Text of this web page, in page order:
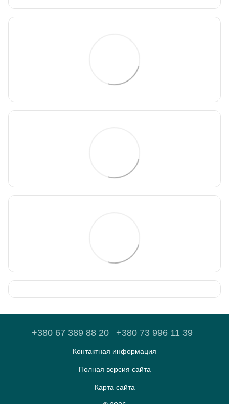
+380 67 389 88 20 +380 73 996 11 39
Контактная информация
Полная версия сайта
Карта сайта